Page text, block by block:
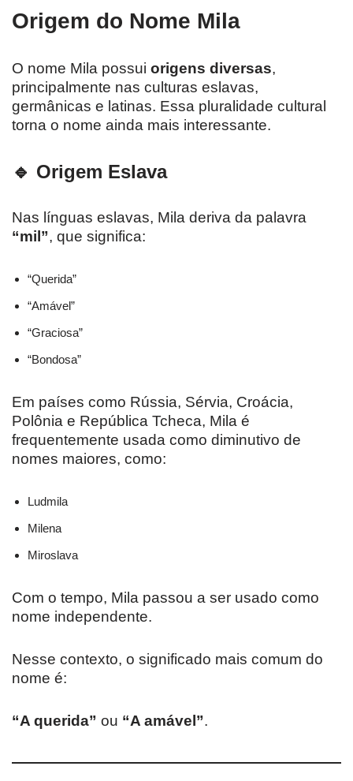
Origem do Nome Mila
O nome Mila possui origens diversas,
principalmente nas culturas eslavas,
germânicas e latinas. Essa pluralidade cultural
torna o nome ainda mais interessante.
🔹 Origem Eslava
Nas línguas eslavas, Mila deriva da palavra
“mil”, que significa:
“Querida”
“Amável”
“Graciosa”
“Bondosa”
Em países como Rússia, Sérvia, Croácia,
Polônia e República Tcheca, Mila é
frequentemente usada como diminutivo de
nomes maiores, como:
Ludmila
Milena
Miroslava
Com o tempo, Mila passou a ser usado como
nome independente.
Nesse contexto, o significado mais comum do
nome é:
“A querida” ou “A amável”.